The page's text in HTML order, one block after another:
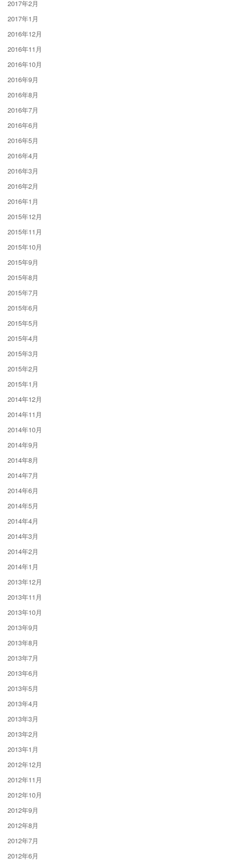
2017年2月
2017年1月
2016年12月
2016年11月
2016年10月
2016年9月
2016年8月
2016年7月
2016年6月
2016年5月
2016年4月
2016年3月
2016年2月
2016年1月
2015年12月
2015年11月
2015年10月
2015年9月
2015年8月
2015年7月
2015年6月
2015年5月
2015年4月
2015年3月
2015年2月
2015年1月
2014年12月
2014年11月
2014年10月
2014年9月
2014年8月
2014年7月
2014年6月
2014年5月
2014年4月
2014年3月
2014年2月
2014年1月
2013年12月
2013年11月
2013年10月
2013年9月
2013年8月
2013年7月
2013年6月
2013年5月
2013年4月
2013年3月
2013年2月
2013年1月
2012年12月
2012年11月
2012年10月
2012年9月
2012年8月
2012年7月
2012年6月